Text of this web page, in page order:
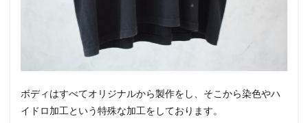
ボディはすべてオリジナルから製作をし、そこから染色やハ
イドロ加工という特殊な加工をしております。